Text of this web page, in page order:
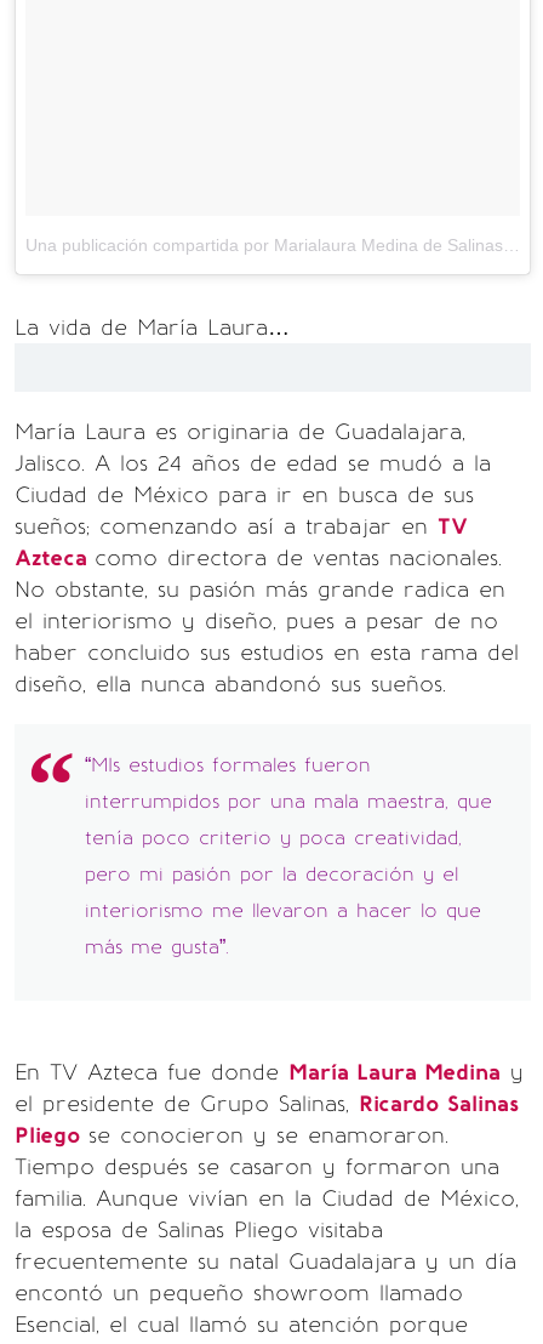
La vida de María Laura…
María Laura es originaria de Guadalajara,
Jalisco. A los 24 años de edad se mudó a la
Ciudad de México para ir en busca de sus
sueños; comenzando así a trabajar en TV
Azteca como directora de ventas nacionales.
No obstante, su pasión más grande radica en
el interiorismo y diseño, pues a pesar de no
haber concluido sus estudios en esta rama del
diseño, ella nunca abandonó sus sueños.
“MIs estudios formales fueron
interrumpidos por una mala maestra, que
tenía poco criterio y poca creatividad,
pero mi pasión por la decoración y el
interiorismo me llevaron a hacer lo que
más me gusta”.
En TV Azteca fue donde María Laura Medina y
el presidente de Grupo Salinas, Ricardo Salinas
Pliego se conocieron y se enamoraron.
Tiempo después se casaron y formaron una
familia. Aunque vivían en la Ciudad de México,
la esposa de Salinas Pliego visitaba
frecuentemente su natal Guadalajara y un día
encontó un pequeño showroom llamado
Esencial, el cual llamó su atención porque